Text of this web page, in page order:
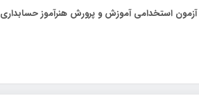
آزمون استخدامی آموزش و پرورش هنرآموز حسابداری